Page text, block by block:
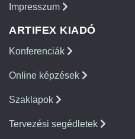
Impresszum
ARTIFEX KIADÓ
Konferenciák
Online képzések
Szaklapok
Tervezési segédletek